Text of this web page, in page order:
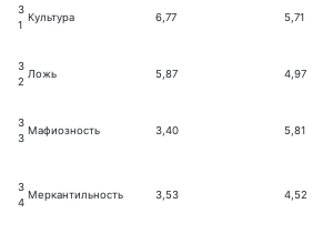
3
1
Культура 6,77 5,71
3
2
Ложь 5,87 4,97
3
3
Мафиозность 3,40 5,81
3
4
Меркантильность 3,53 4,52